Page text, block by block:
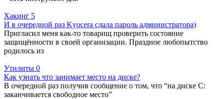
Хакинг 5
И в очередной раз Kyocera сдала пароль администратора)
Пригласил меня как-то товарищ проверить состояние
защищённости в своей организации. Праздное любопытство
родилось из
Утилиты 0
Как узнать что занимает место на диске?
В очередной раз получив сообщение о том, что “на диске C:
заканчивается свободное место”